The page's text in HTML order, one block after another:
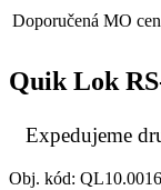
Doporučená MO
Quik Lok
Expedujeme
Obj. kód: